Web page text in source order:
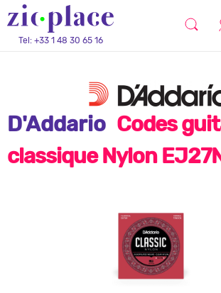
Tel: +33 1 48 30 65 16
D'Addario Codes
classique Nylon